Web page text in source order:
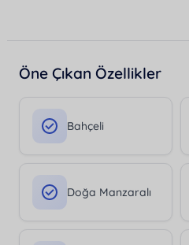
Öne Çıkan Özellikler
Bahçeli
Doğa Manzaralı